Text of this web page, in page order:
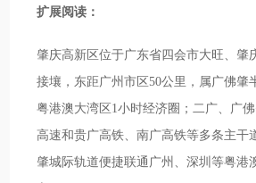
扩展阅读：
肇庆高新区位于广东省四会市大旺、肇
接壤，东距广州市区50公里，属广佛肇
粤港澳大湾区1小时经济圈；二广、广
高速和贵广高铁、南广高铁等多条主干
肇城际轨道便捷联通广州、深圳等粤港